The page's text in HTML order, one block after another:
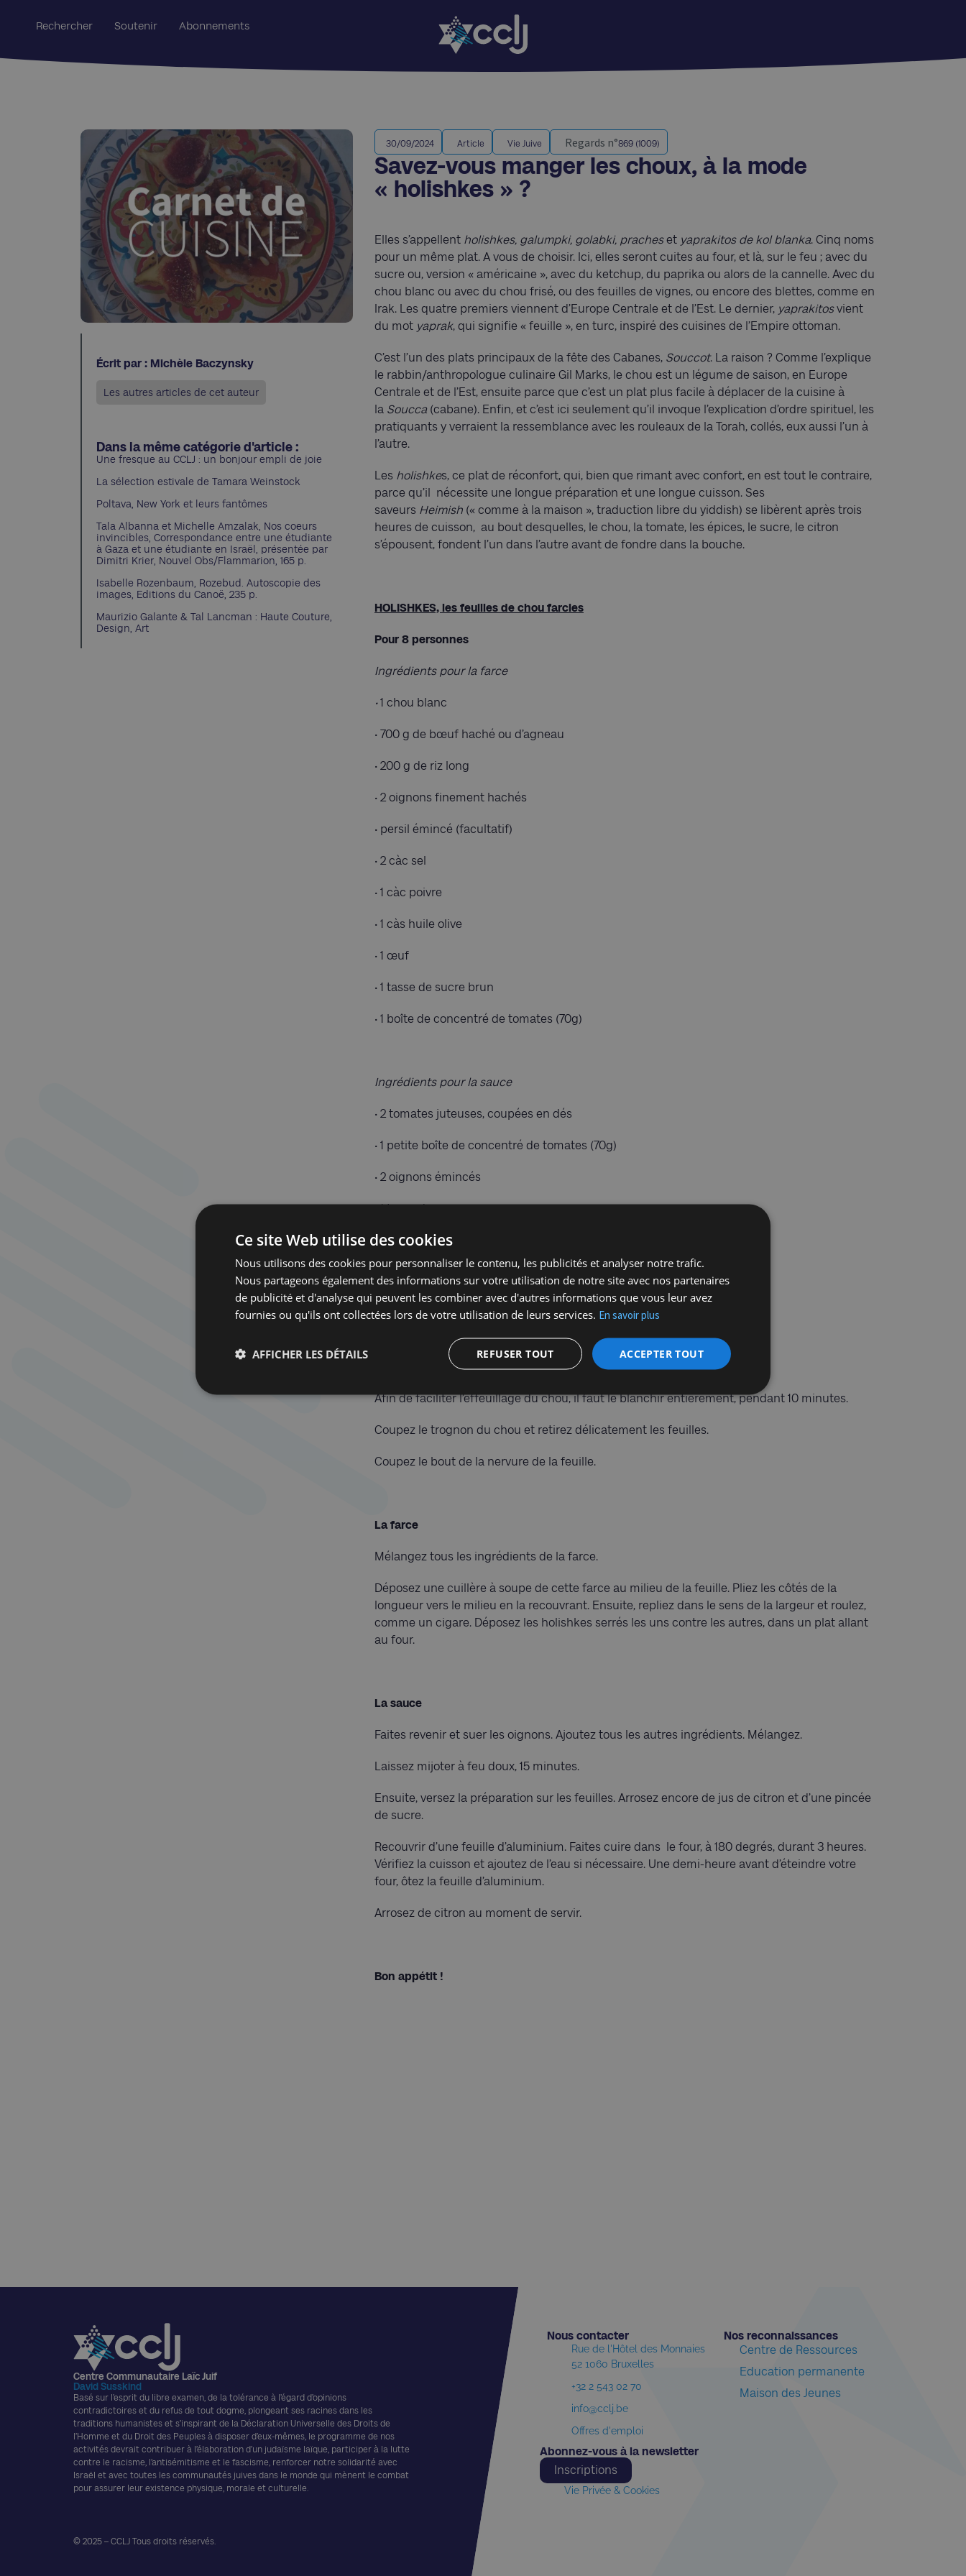
Rechercher Soutenir Abonnements
Écrit par : Michèle Baczynsky
Les autres articles de cet auteur
Dans la même catégorie d'article :
Une fresque au CCLJ : un bonjour empli de joie
La sélection estivale de Tamara Weinstock
Poltava, New York et leurs fantômes
Tala Albanna et Michelle Amzalak, Nos coeurs
invincibles, Correspondance entre une étudiante
à Gaza et une étudiante en Israël, présentée par
Dimitri Krier, Nouvel Obs/Flammarion, 165 p.
Isabelle Rozenbaum, Rozebud. Autoscopie des
images, Editions du Canoë, 235 p.
Maurizio Galante & Tal Lancman : Haute Couture,
Design, Art
30/09/2024 Article Vie Juive Regards n°869 (1009)
Savez-vous manger les choux, à la mode
« holishkes » ?
Elles s’appellent holishkes, galumpki, golabki, pracheset yaprakitos de kol blanka. Cinq noms
pour un même plat. A vous de choisir. Ici, elles seront cuites au four, et là, sur le feu ; avec du
sucre ou, version « américaine », avec du ketchup, du paprika ou alors de la cannelle. Avec du
chou blanc ou avec du chou frisé, ou des feuilles de vignes, ou encore des blettes, comme en
Irak. Les quatre premiers viennent d’Europe Centrale et de l’Est. Le dernier, yaprakitosvient
du mot yaprak, qui signifie « feuille », en turc, inspiré des cuisines de l’Empire ottoman.
C’est l’un des plats principaux de la fête des Cabanes, Souccot. La raison ? Comme l’explique
le rabbin/anthropologue culinaire Gil Marks, le chou est un légume de saison, en Europe
Centrale et de l’Est, ensuite parce que c’est un plat plus facile à déplacer de la cuisine à
la Soucca (cabane). Enfin, et c’est ici seulement qu’il invoque l’explication d’ordre spirituel, les
pratiquants y verraient la ressemblance avec les rouleaux de la Torah, collés, eux aussi l’un à
l’autre.
Les holishkes, ce plat de réconfort, qui, bien que rimant avec confort, en est tout le contraire,
parce qu’il nécessite une longue préparation et une longue cuisson. Ses
saveurs Heimish (« comme à la maison », traduction libre du yiddish) se libèrent après trois
heures de cuisson, au bout desquelles, le chou, la tomate, les épices, le sucre, le citron
s’épousent, fondent l’un dans l’autre avant de fondre dans la bouche.
HOLISHKES, les feuilles de chou farcies
Pour 8 personnes
Ingrédients pour la farce
•1 chou blanc
• 700 g de bœuf haché ou d’agneau
• 200 g de riz long
• 2 oignons finement hachés
• persil émincé (facultatif)
• 2 càc sel
• 1 càc poivre
• 1 càs huile olive
• 1 œuf
• 1 tasse de sucre brun
• 1 boîte de concentré de tomates (70g)
Ingrédients pour la sauce
• 2 tomates juteuses, coupées en dés
• 1 petite boîte de concentré de tomates (70g)
• 2 oignons émincés
• 1 tasse de sucre
• le jus de 2 citrons
• le jus d’1 citron pour la fin
• 2 pincées de sel et de poivre
Préparation des feuilles de chou
Afin de faciliter l’effeuillage du chou, il faut le blanchir entièrement, pendant 10 minutes.
Coupez le trognon du chou et retirez délicatement les feuilles.
Coupez le bout de la nervure de la feuille.
La farce
Mélangez tous les ingrédients de la farce.
Déposez une cuillère à soupe de cette farce au milieu de la feuille. Pliez les côtés de la
longueur vers le milieu en la recouvrant. Ensuite, repliez dans le sens de la largeur et roulez,
comme un cigare. Déposez les holishkes serrés les uns contre les autres, dans un plat allant
au four.
La sauce
Faites revenir et suer les oignons. Ajoutez tous les autres ingrédients. Mélangez.
Laissez mijoter à feu doux, 15 minutes.
Ensuite, versez la préparation sur les feuilles. Arrosez encore de jus de citron et d’une pincée
de sucre.
Recouvrir d’une feuille d’aluminium. Faites cuire dans le four, à 180 degrés, durant 3 heures.
Vérifiez la cuisson et ajoutez de l’eau si nécessaire. Une demi-heure avant d’éteindre votre
four, ôtez la feuille d’aluminium.
Arrosez de citron au moment de servir.
Bon appétit !
Centre Communautaire Laïc Juif
David Susskind
Basé sur l’esprit du libre examen, de la tolérance à l’égard d’opinions
contradictoires et du refus de tout dogme, plongeant ses racines dans les
traditions humanistes et s’inspirant de la Déclaration Universelle des Droits de
l’Homme et du Droit des Peuples à disposer d’eux-mêmes, le programme de nos
activités devrait contribuer à l’élaboration d’un judaïsme laïque, participer à la lutte
contre le racisme, l’antisémitisme et le fascisme, renforcer notre solidarité avec
Israël et avec toutes les communautés juives dans le monde qui mènent le combat
pour assurer leur existence physique, morale et culturelle.
© 2025 – CCLJ Tous droits réservés.
Nous contacter​
Rue de l'Hôtel des Monnaies
52 1060 Bruxelles
+32 2 543 02 70
info@cclj.be
Offres d'emploi
Nos reconnaissances​
Centre de Ressources
Education permanente
Maison des Jeunes
Abonnez-vous à la newsletter​
Inscriptions
Vie Privée & Cookies
Ce site Web utilise des cookies
Nous utilisons des cookies pour personnaliser le contenu, les publicités et analyser notre trafic.
Nous partageons également des informations sur votre utilisation de notre site avec nos partenaires
de publicité et d'analyse qui peuvent les combiner avec d'autres informations que vous leur avez
fournies ou qu'ils ont collectées lors de votre utilisation de leurs services. En savoir plus
ACCEPTER TOUT
REFUSER TOUT
AFFICHER LES DÉTAILS